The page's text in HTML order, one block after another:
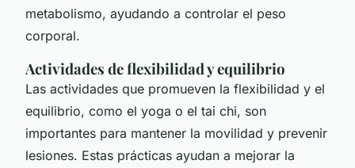
metabolismo, ayudando a controlar el peso
corporal.
Actividades de flexibilidad y equilibrio
Las actividades que promueven la flexibilidad y el
equilibrio, como el yoga o el tai chi, son
importantes para mantener la movilidad y prevenir
lesiones. Estas prácticas ayudan a mejorar la